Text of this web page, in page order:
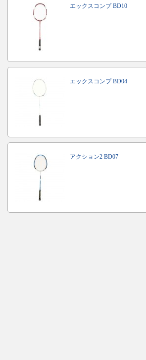
エックスコンプ BD10
エックスコンプ BD04
アクション2 BD07